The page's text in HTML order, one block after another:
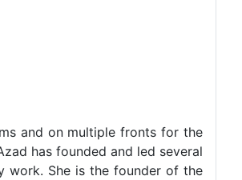
and on multiple fronts for the
has founded and led several
work. She is the founder of the